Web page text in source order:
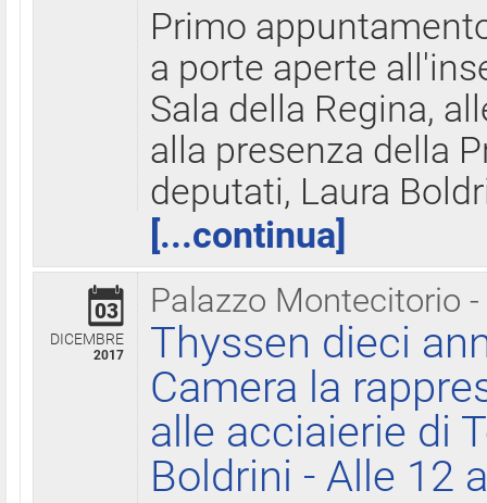
Primo
a porte aperte
Sala della Regina,
alla presenza della
deputati, Laura
[...continua]
Palazzo Montecitorio
03
DICEMBRE
2017
Thyssen dieci
Camera la
alle acciaierie di
Boldrini - Alle 12